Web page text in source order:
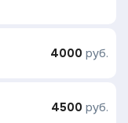
4000 руб.
4500 руб.